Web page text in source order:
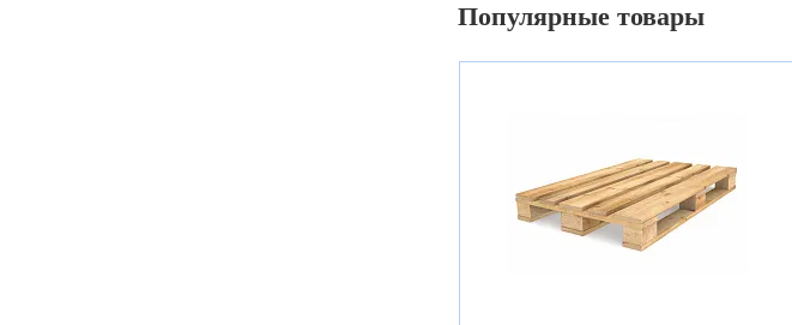
Популярные товары